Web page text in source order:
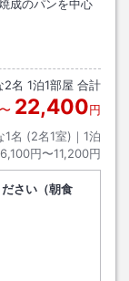
成のパンを中心
2名 1泊1部屋 合計
〜 22,400円
1名 (2名1室)｜ 1泊
6,100円〜11,200円
さい（朝食